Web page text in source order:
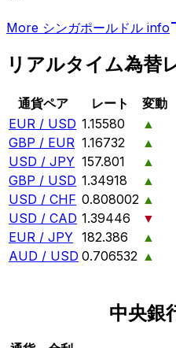
More シンガポールドル info
リアルタイム為替
通貨ペア レート
変動
EUR / USD 1.15580
▲
GBP / EUR 1.16732
▲
USD / JPY 157.801
▲
GBP / USD 1.34918
▲
USD / CHF 0.808002 ▲
USD / CAD 1.39446
▼
EUR / JPY 182.386
▲
AUD / USD 0.706532 ▲
中央銀